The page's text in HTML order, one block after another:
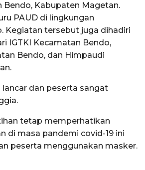
Bendo, Kabupaten Magetan.
PAUD di lingkungan
Kegiatan tersebut juga dihadiri
IGTKI Kecamatan Bendo,
Bendo, dan Himpaudi
lancar dan peserta sangat
tetap memperhatikan
di masa pandemi covid-19 ini
peserta menggunakan masker.